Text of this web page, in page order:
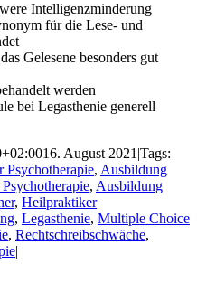
Intelligenzminderung
für die Lese- und
Gelesene besonders gut
werden
bei Legasthenie generell
16. August 2021 |Tags:
, Ausbildung
, Ausbildung
, Heilpraktiker
, Legasthenie, Multiple Choice
, Rechtschreibschwäche,
|